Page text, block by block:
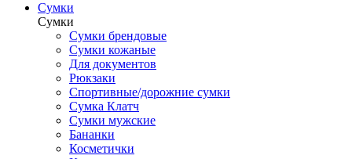
Сумки
Сумки
Сумки брендовые
Сумки кожаные
Для документов
Рюкзаки
Спортивные/дорожние сумки
Сумка Клатч
Сумки мужские
Бананки
Косметички